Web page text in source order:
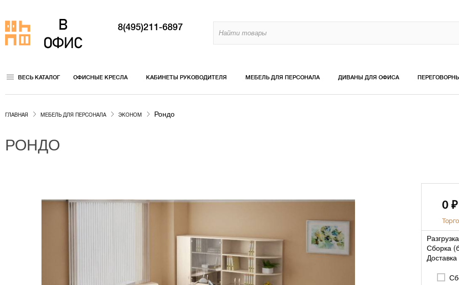
8(495)211-6897
ВЕСЬ КАТАЛОГ ОФИСНЫЕ КРЕСЛА КАБИНЕТЫ РУКОВОДИТЕЛЯ МЕБЕЛЬ ДЛЯ ПЕРСОНАЛА ДИВАНЫ ДЛЯ ОФИСА
ГЛАВНАЯ МЕБЕЛЬ ДЛЯ ПЕРСОНАЛА ЭКОНОМ Рондо
РОНДО
0 ₽
Сборка (
Доставка